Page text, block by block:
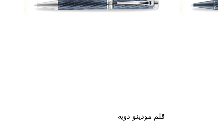
قلم مودينو دويه